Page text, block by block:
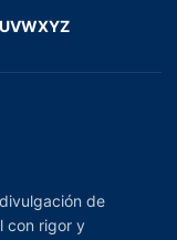
VWXYZ
de
con rigor y